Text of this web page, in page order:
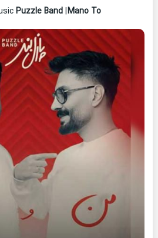
Download Music
Puzzle Band|Mano To